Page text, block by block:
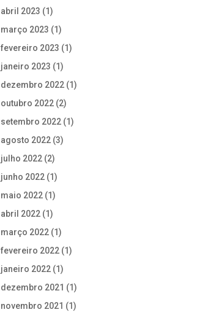
abril 2023 (1)
março 2023 (1)
fevereiro 2023 (1)
janeiro 2023 (1)
dezembro 2022 (1)
outubro 2022 (2)
setembro 2022 (1)
agosto 2022 (3)
julho 2022 (2)
junho 2022 (1)
maio 2022 (1)
abril 2022 (1)
março 2022 (1)
fevereiro 2022 (1)
janeiro 2022 (1)
dezembro 2021 (1)
novembro 2021 (1)